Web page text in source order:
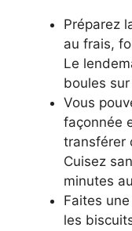
Préparez
au frais,
Le
boules
Vous
façonnée
transférer
Cuisez
minutes
Faites
les